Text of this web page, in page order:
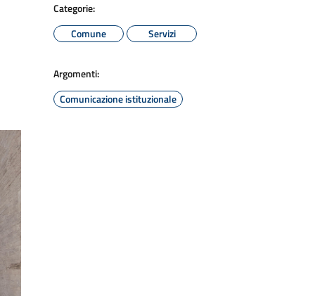
Categorie:
Comune
Servizi
Argomenti:
Comunicazione istituzionale